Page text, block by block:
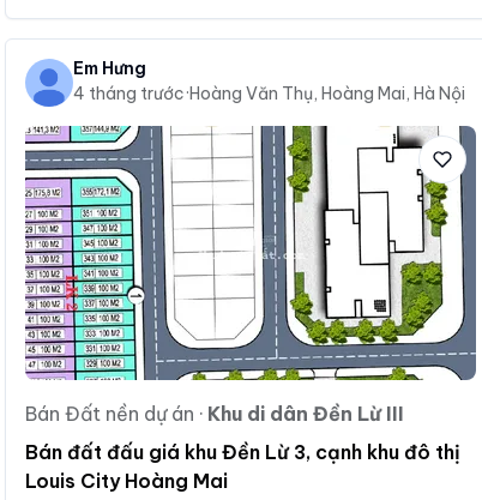
Em Hưng
4 tháng trước·Hoàng Văn Thụ, Hoàng Mai, Hà Nội
Bán Đất nền dự án · Khu di dân Đền Lừ III
Bán đất đấu giá khu Đền Lừ 3, cạnh khu đô thị
Louis City Hoàng Mai